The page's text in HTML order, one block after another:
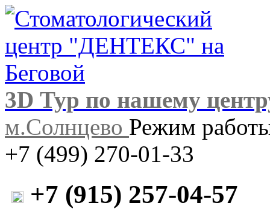
3D Тур по нашему
м.Солнцево Режим
+7 (499) 270-01-33
+7 (915) 257-04-57